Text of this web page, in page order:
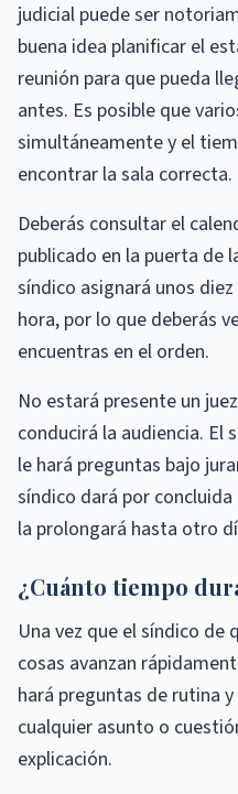
judicial puede ser
buena idea planificar el
reunión para que pueda
antes. Es posible que
simultáneamente y el
encontrar la sala correcta.
Deberás consultar el
publicado en la puerta de
síndico asignará unos
hora, por lo que deberás
encuentras en el orden.
No estará presente un
conducirá la audiencia.
le hará preguntas bajo
síndico dará por
la prolongará hasta otro
¿Cuánto tiempo
Una vez que el síndico de
cosas avanzan
hará preguntas de rutina
cualquier asunto o
explicación.